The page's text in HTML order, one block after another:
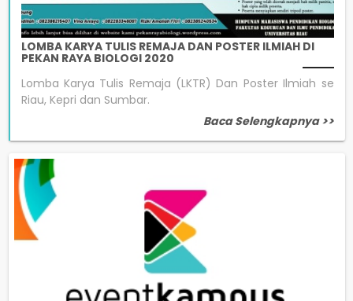
LOMBA KARYA TULIS REMAJA DAN POSTER ILMIAH DI
PEKAN RAYA BIOLOGI 2020
Lomba Karya Tulis Remaja (LKTR) Dan Poster Ilmiah se
Riau, Kepri dan Sumbar.
Baca Selengkapnya >>